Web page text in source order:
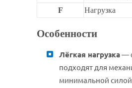
F
Нагрузка
Особенности
Лёгкая нагрузка—
подходят для
минимальной